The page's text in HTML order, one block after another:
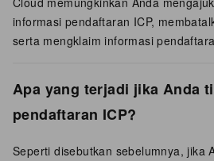
informasi pendaftaran ICP,
serta mengklaim informasi
Apa yang terjadi jika Anda
pendaftaran ICP?
Seperti disebutkan sebelumnya, jika